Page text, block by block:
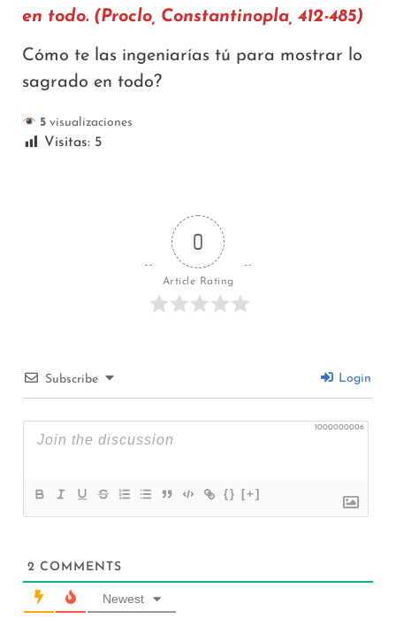
en todo. (Proclo, Constantinopla, 412-485)
Cómo te las ingeniarías tú para mostrar lo
sagrado en todo?
5visualizaciones
Visitas: 5
0
Article Rating
Subscribe Login
1000000006
{} [+]
2 COMMENTS
Newest